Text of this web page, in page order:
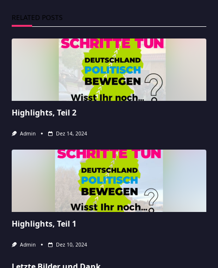
RELATED POSTS
Highlights, Teil 2
Admin Dez 14, 2024
Highlights, Teil 1
Admin Dez 10, 2024